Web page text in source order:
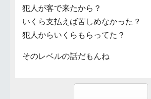
犯人が客で来たから？
いくら支払えば苦しめなかった？
犯人からいくらもらってた？
そのレベルの話だもんね